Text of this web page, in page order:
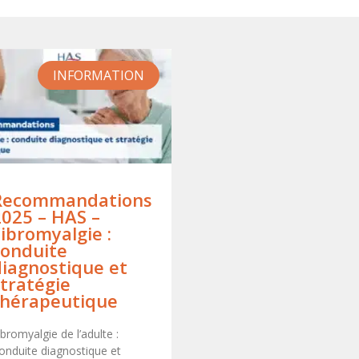
INFORMATION
– HAS –
:
et
de l’adulte :
diagnostique et